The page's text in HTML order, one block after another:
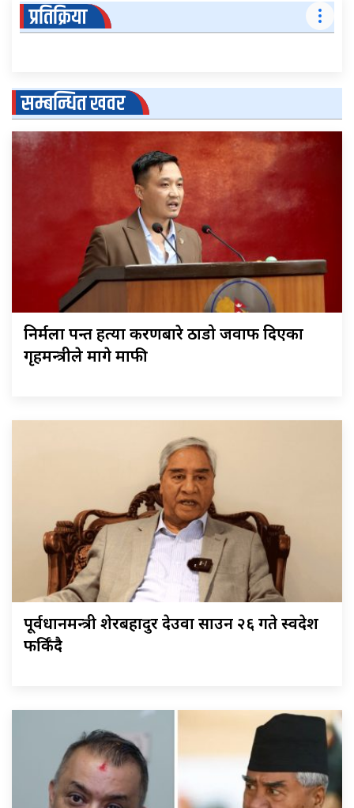
प्रतिक्रिया
सम्बन्धित खवर
निर्मला पन्त हत्या प्रकरणबारे ठाडो जवाफ दिएका
गृहमन्त्रीले मागे माफी
पूर्वप्रधानमन्त्री शेरबहादुर देउवा साउन २६ गते स्वदेश
फर्किँदै